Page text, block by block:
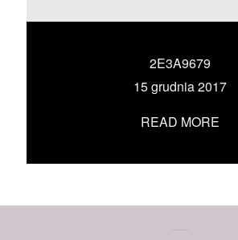
2E3A9679
15 grudnia 2017
READ MORE
UMÓW SIĘ ZE